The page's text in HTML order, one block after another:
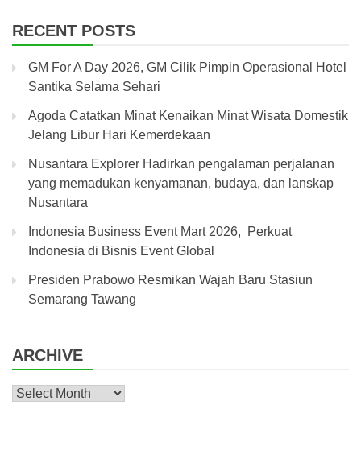
RECENT POSTS
GM For A Day 2026, GM Cilik Pimpin Operasional Hotel
Santika Selama Sehari
Agoda Catatkan Minat Kenaikan Minat Wisata Domestik
Jelang Libur Hari Kemerdekaan
Nusantara Explorer Hadirkan pengalaman perjalanan
yang memadukan kenyamanan, budaya, dan lanskap
Nusantara
Indonesia Business Event Mart 2026, Perkuat
Indonesia di Bisnis Event Global
Presiden Prabowo Resmikan Wajah Baru Stasiun
Semarang Tawang
ARCHIVE
Archive